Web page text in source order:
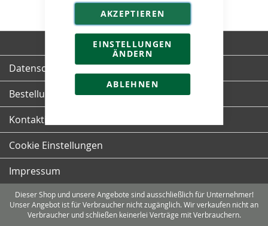
personalisierte Anzeigen
und Inhalte oder Anzeigen-
und Inhaltsmessung.
Weitere Informationen über
die Verwendung Ihrer Daten
finden Sie in unserer
Datenschutzerklärung
AKZEPTIEREN
EINSTELLUNGEN
ÄNDERN
ABLEHNEN
Datenschutz und Cookie-Richtlinien
Bestellungen und Rücksendungen
Kontaktieren Sie uns
Cookie Einstellungen
Impressum
Dieser Shop und unsere Angebote sind ausschließlich für Unternehmer!
Unser Angebot ist für Verbraucher nicht zugänglich. Wir verkaufen nicht an
Verbraucher und schließen keinerlei Verträge mit Verbrauchern.